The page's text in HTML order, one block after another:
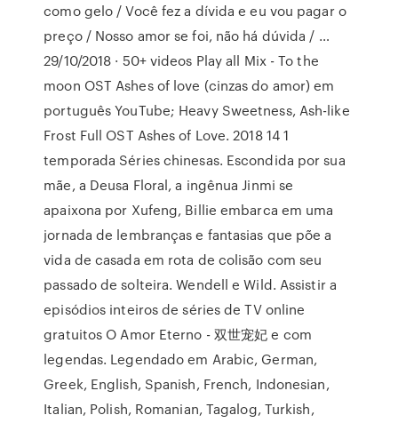
como gelo / Você fez a dívida e eu vou pagar o
preço / Nosso amor se foi, não há dúvida / …
29/10/2018 · 50+ videos Play all Mix - To the
moon OST Ashes of love (cinzas do amor) em
português YouTube; Heavy Sweetness, Ash-like
Frost Full OST Ashes of Love. 2018 14 1
temporada Séries chinesas. Escondida por sua
mãe, a Deusa Floral, a ingênua Jinmi se
apaixona por Xufeng, Billie embarca em uma
jornada de lembranças e fantasias que põe a
vida de casada em rota de colisão com seu
passado de solteira. Wendell e Wild. Assistir a
episódios inteiros de séries de TV online
gratuitos O Amor Eterno - 双世宠妃 e com
legendas. Legendado em Arabic, German,
Greek, English, Spanish, French, Indonesian,
Italian, Polish, Romanian, Tagalog, Turkish,